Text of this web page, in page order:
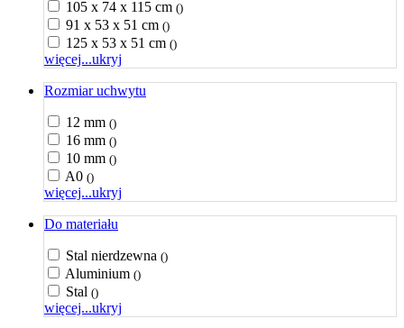
105 x 74 x 115 cm ()
91 x 53 x 51 cm ()
125 x 53 x 51 cm ()
więcej...ukryj
Rozmiar uchwytu
12 mm ()
16 mm ()
10 mm ()
A0 ()
więcej...ukryj
Do materiału
Stal nierdzewna ()
Aluminium ()
Stal ()
więcej...ukryj